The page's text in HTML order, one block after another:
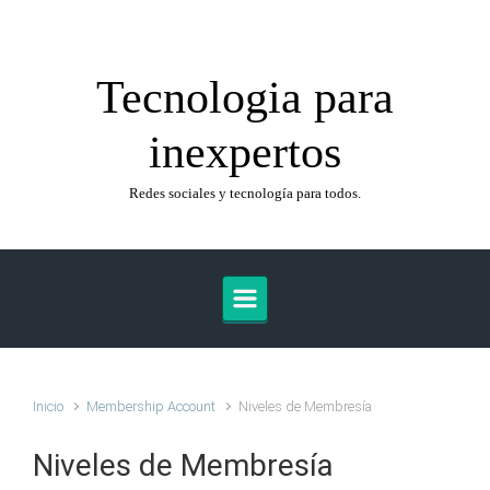
Tecnologia para
inexpertos
Redes sociales y tecnología para todos.
Inicio Membership Account Niveles de Membresía
Niveles de Membresía